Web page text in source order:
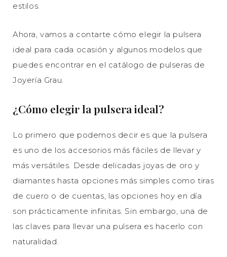
estilos.
Ahora, vamos a contarte cómo elegir la pulsera
ideal para cada ocasión y algunos modelos que
puedes encontrar en el catálogo de pulseras de
Joyería Grau.
¿Cómo elegir la pulsera ideal?
Lo primero que podemos decir es que la pulsera
es uno de los accesorios más fáciles de llevar y
más versátiles. Desde delicadas joyas de oro y
diamantes hasta opciones más simples como tiras
de cuero o de cuentas, las opciones hoy en día
son prácticamente infinitas. Sin embargo, una de
las claves para llevar una pulsera es hacerlo con
naturalidad.